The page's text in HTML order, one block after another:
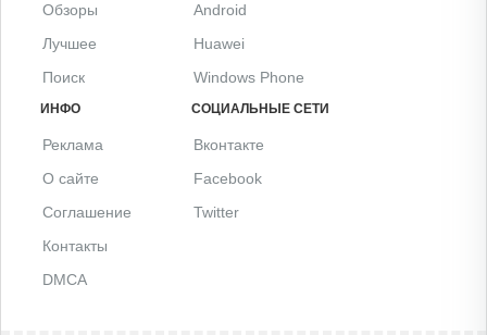
Обзоры
Лучшее
Поиск
Android
Huawei
Windows Phone
ИНФО
Реклама
О сайте
Соглашение
Контакты
DMCA
СОЦИАЛЬНЫЕ СЕТИ
Вконтакте
Facebook
Twitter